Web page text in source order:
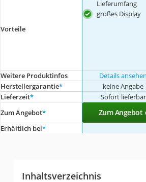
Vorteile
Lieferumfang
großes Display
Weitere Produktinfos Details ansehen
Herstellergarantie* keine Angabe
Lieferzeit* Sofort lieferbar
Zum Angebot* Zum Angebot
Erhältlich bei*
Inhaltsverzeichnis